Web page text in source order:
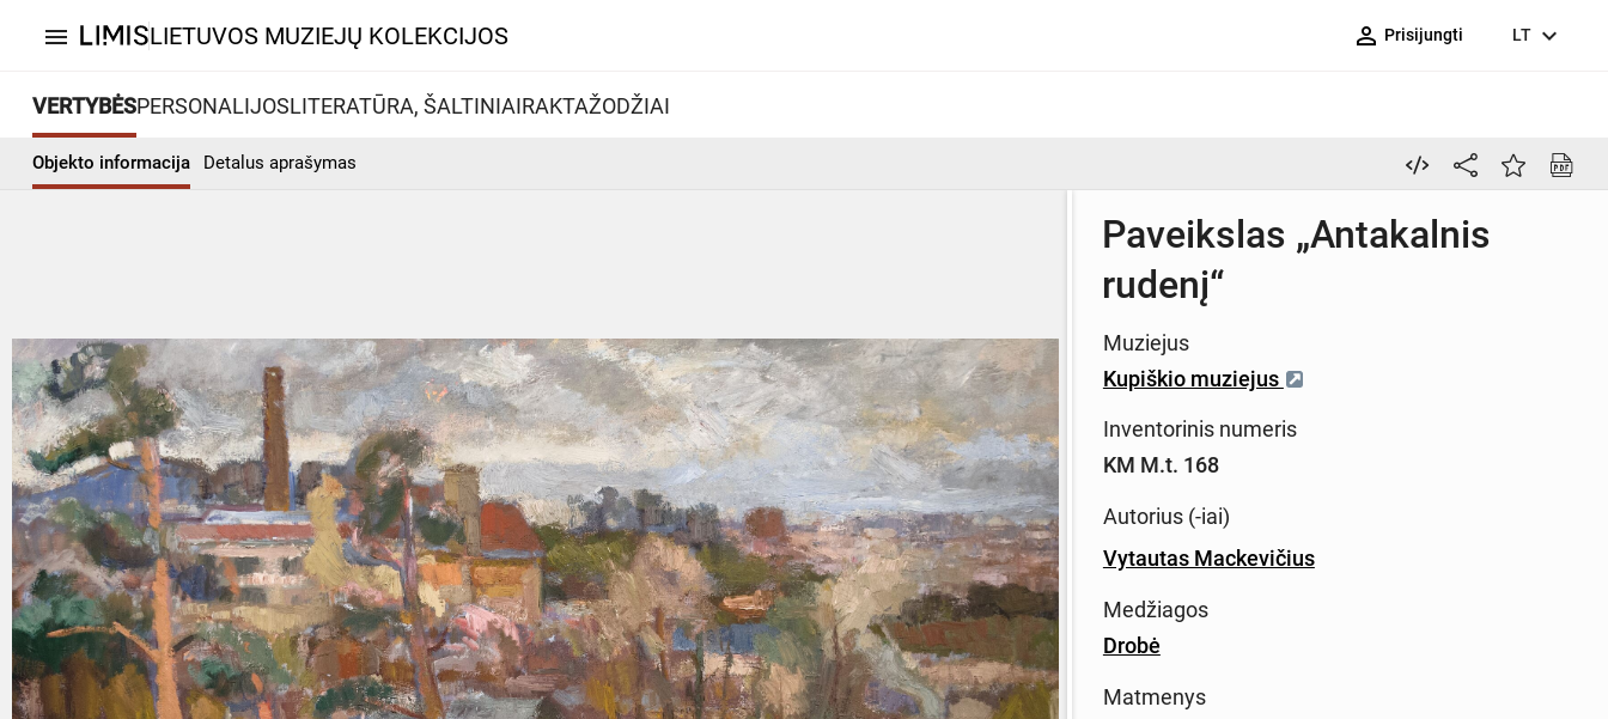
menu LIETUVOS MUZIEJŲ KOLEKCIJOS person_outline Prisijungti LT expand_more
VERTYBĖSPERSONALIJOSLITERATŪRA, ŠALTINIAIRAKTAŽODŽIAI
Objekto informacija Detalus aprašymas
Paveikslas „Antakalnis
rudenį“
Muziejus
Kupiškio muziejus
Inventorinis numeris
KM M.t. 168
Autorius (-iai)
Vytautas Mackevičius
Medžiagos
Drobė
Matmenys